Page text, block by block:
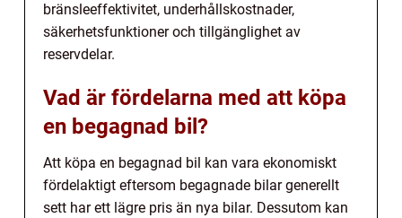
bränsleeffektivitet, underhållskostnader,
säkerhetsfunktioner och tillgänglighet av
reservdelar.
Vad är fördelarna med att köpa
en begagnad bil?
Att köpa en begagnad bil kan vara ekonomiskt
fördelaktigt eftersom begagnade bilar generellt
sett har ett lägre pris än nya bilar. Dessutom kan